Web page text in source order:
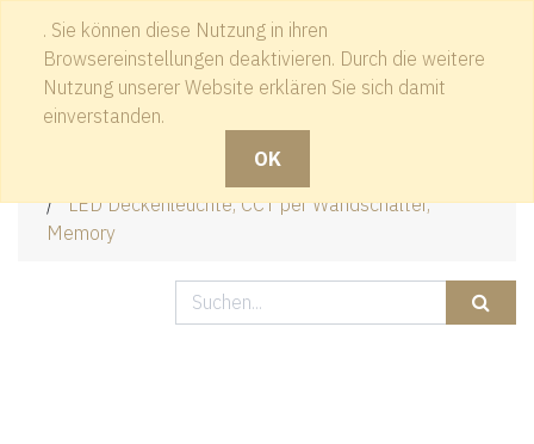
. Sie können diese Nutzung in ihren
Browsereinstellungen deaktivieren. Durch die weitere
Nutzung unserer Website erklären Sie sich damit
einverstanden.
OK
Kontakt
LED Deckenleuchte, CCT per Wandschalter,
Memory